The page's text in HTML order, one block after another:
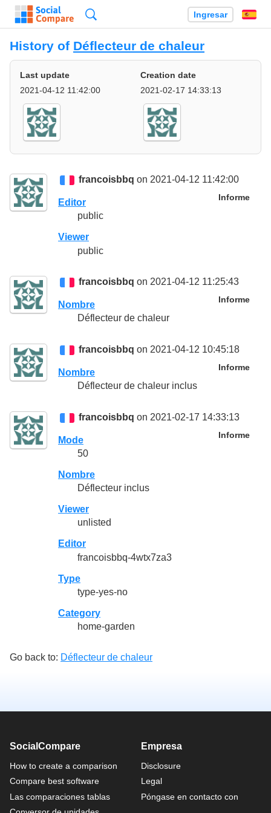
Ingresar
History of Déflecteur de chaleur
Last update
2021-04-12 11:42:00
Creation date
2021-02-17 14:33:13
francoisbbq on 2021-04-12 11:42:00
Informe
Editor
public
Viewer
public
francoisbbq on 2021-04-12 11:25:43
Informe
Nombre
Déflecteur de chaleur
francoisbbq on 2021-04-12 10:45:18
Informe
Nombre
Déflecteur de chaleur inclus
francoisbbq on 2021-02-17 14:33:13
Informe
Mode
50
Nombre
Déflecteur inclus
Viewer
unlisted
Editor
francoisbbq-4wtx7za3
Type
type-yes-no
Category
home-garden
Go back to: Déflecteur de chaleur
SocialCompare
How to create a comparison
Compare best software
Las comparaciones tablas
Empresa
Disclosure
Legal
Póngase en contacto con